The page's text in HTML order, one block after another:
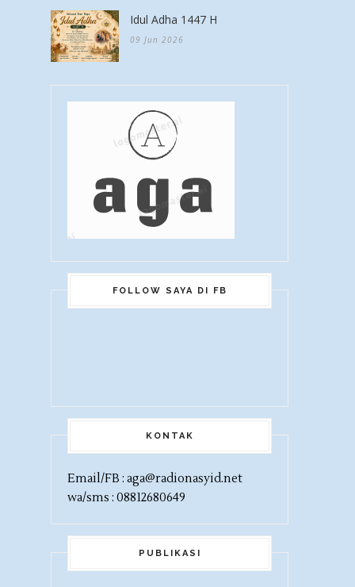
Idul Adha 1447 H
09 Jun 2026
FOLLOW SAYA DI FB
KONTAK
Email/FB : aga@radionasyid.net
wa/sms : 08812680649
PUBLIKASI